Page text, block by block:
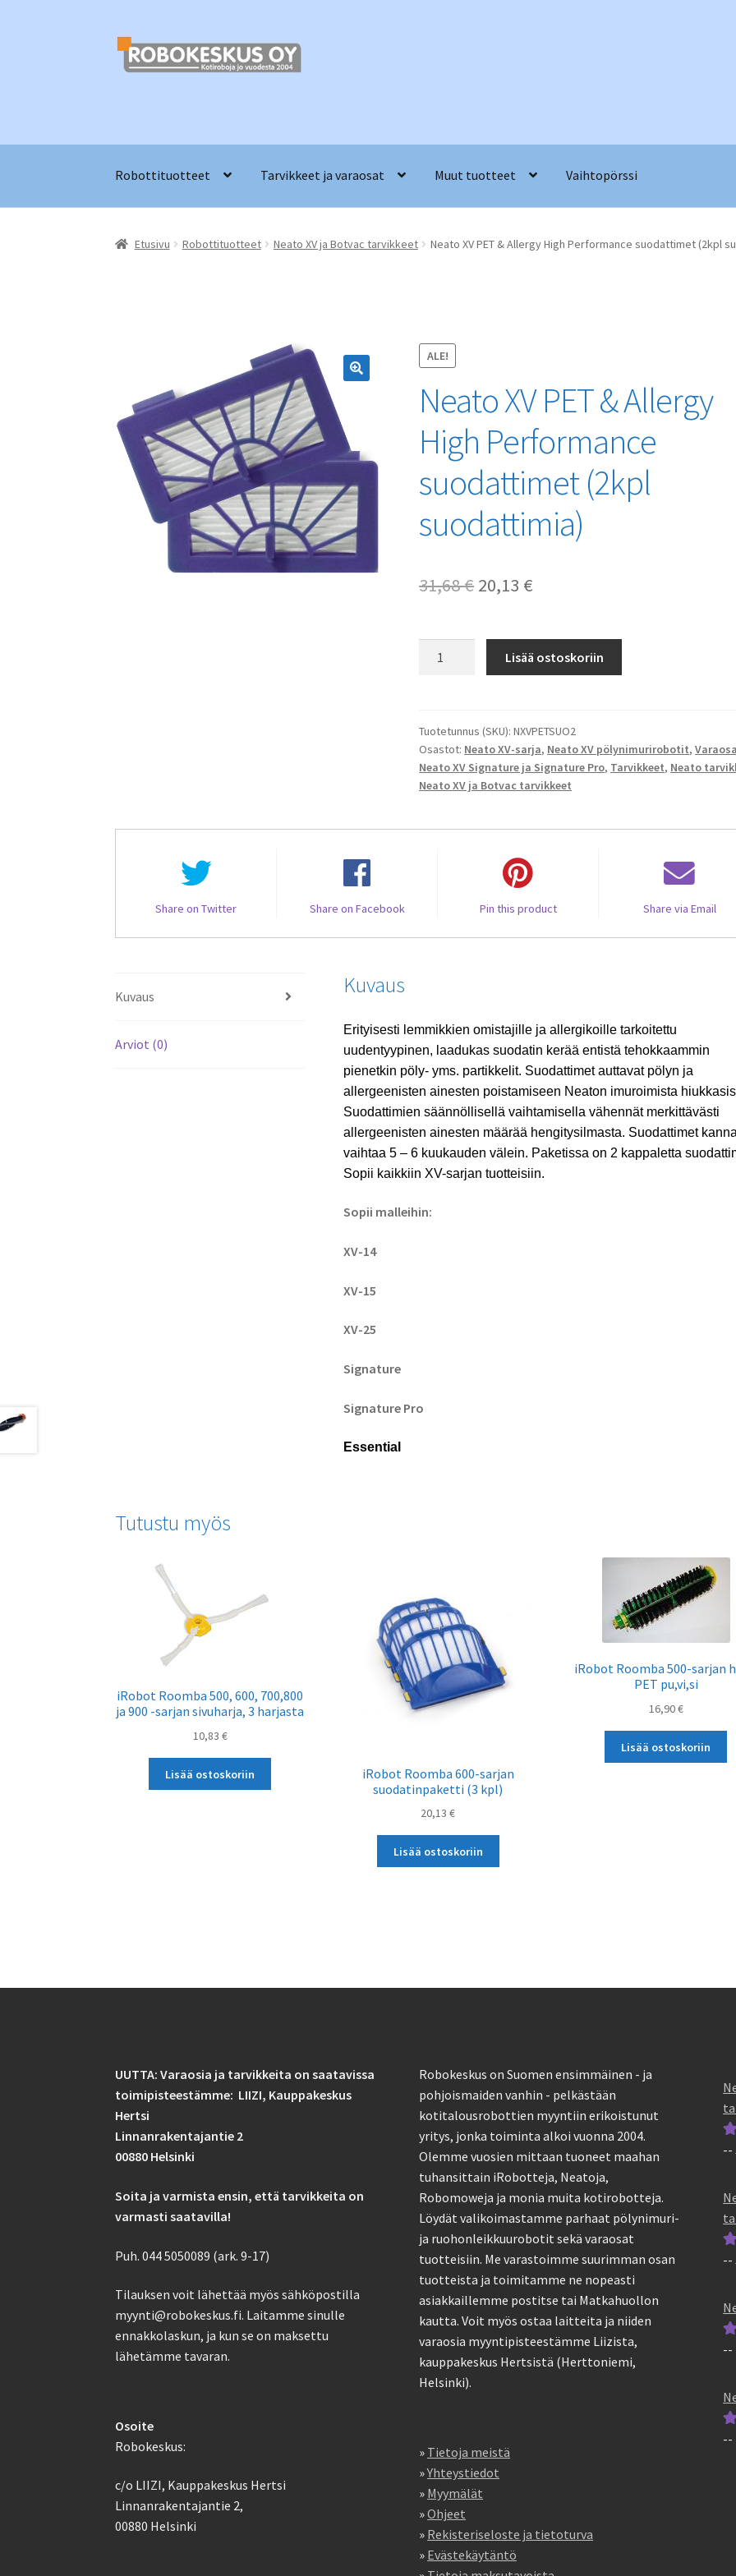
Siirry
navigointiin
Siirry
sisältöön
Robottituotteet Tarvikkeet ja varaosat Muut tuotteet Vaihtopörssi
Etusivu Robottituotteet Neato XV ja Botvac tarvikkeet Neato XV PET & Allergy High Performance suodattimet (2kpl
ALE!
Neato XV PET & Allergy
High Performance
suodattimet (2kpl
suodattimia)
31,68€ Alkuperäinen
oli:
31,68 €.
20,13 €
on:
20,13 €.
Allergy
High
Performance
suodattimet
suodattimia)
Lisää ostoskoriin
Tuotetunnus (SKU):NXVPETSUO2
Osastot: Neato XV-sarja, Neato XV pölynimurirobotit,
Neato XV Signature ja Signature Pro, Tarvikkeet, Neato
Neato XV ja Botvac tarvikkeet
Share on Twitter Share on Facebook Pin this product Share via Email
Kuvaus
Arviot (0)
Kuvaus
Erityisesti lemmikkien omistajille ja allergikoille tarkoitettu
uudentyypinen, laadukas suodatin kerää entistä tehokkaammin
pienetkin pöly- yms. partikkelit. Suodattimet auttavat pölyn ja
allergeenisten ainesten poistamiseen Neaton imuroimista
Suodattimien säännöllisellä vaihtamisella vähennät merkittävästi
allergeenisten ainesten määrää hengitysilmasta. Suodattimet
vaihtaa 5 – 6 kuukauden välein. Paketissa on 2 kappaletta
Sopii kaikkiin XV-sarjan tuotteisiin.
Sopii malleihin:
XV-14
XV-15
XV-25
Signature
Signature Pro
Essential
Tutustu myös
iRobot Roomba 500, 600, 700,800
ja 900 -sarjan sivuharja, 3 harjasta
10,83 €
Lisää ostoskoriin
iRobot Roomba 600-sarjan
suodatinpaketti (3 kpl)
20,13€
Lisää ostoskoriin
iRobot Roomba 500-sarjan
PET pu,vi,si
16,90€
Lisää ostoskoriin
UUTTA: Varaosia ja tarvikkeita on saatavissa
toimipisteestämme: LIIZI, Kauppakeskus
Hertsi
Linnanrakentajantie 2
00880 Helsinki
Soita ja varmista ensin, että tarvikkeita on
varmasti saatavilla!
Puh. 044 5050089 (ark. 9-17)
Tilauksen voit lähettää myös sähköpostilla
myynti@robokeskus.fi. Laitamme sinulle
ennakkolaskun, ja kun se on maksettu
lähetämme tavaran.
Osoite
Robokeskus:
c/o LIIZI, Kauppakeskus Hertsi
Linnanrakentajantie 2,
00880 Helsinki
Robokeskus on Suomen ensimmäinen - ja
pohjoismaiden vanhin - pelkästään
kotitalousrobottien myyntiin erikoistunut
yritys, jonka toiminta alkoi vuonna 2004.
Olemme vuosien mittaan tuoneet maahan
tuhansittain iRobotteja, Neatoja,
Robomoweja ja monia muita kotirobotteja.
Löydät valikoimastamme parhaat pölynimuri-
ja ruohonleikkuurobotit sekä varaosat
tuotteisiin. Me varastoimme suurimman osan
tuotteista ja toimitamme ne nopeasti
asiakkaillemme postitse tai Matkahuollon
kautta. Voit myös ostaa laitteita ja niiden
varaosia myyntipisteestämme Liizista,
kauppakeskus Hertsistä (Herttoniemi,
Helsinki).
» Tietoja meistä
»Yhteystiedot
» Myymälät
»Ohjeet
» Rekisteriseloste ja tietoturva
» Evästekäytäntö
--
--
--
--